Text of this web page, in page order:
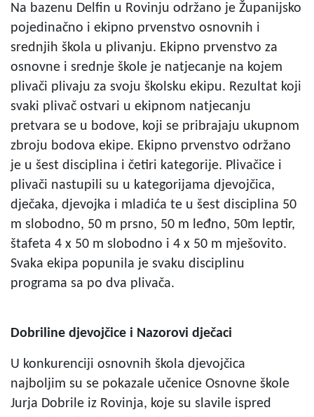
Na bazenu Delfin u Rovinju održano je Županijsko
pojedinačno i ekipno prvenstvo osnovnih i
srednjih škola u plivanju. Ekipno prvenstvo za
osnovne i srednje škole je natjecanje na kojem
plivači plivaju za svoju školsku ekipu. Rezultat koji
svaki plivač ostvari u ekipnom natjecanju
pretvara se u bodove, koji se pribrajaju ukupnom
zbroju bodova ekipe. Ekipno prvenstvo održano
je u šest disciplina i četiri kategorije. Plivačice i
plivači nastupili su u kategorijama djevojčica,
dječaka, djevojka i mladića te u šest disciplina 50
m slobodno, 50 m prsno, 50 m leđno, 50m leptir,
štafeta 4 x 50 m slobodno i 4 x 50 m mješovito.
Svaka ekipa popunila je svaku disciplinu
programa sa po dva plivača.
Dobriline djevojčice i Nazorovi dječaci
U konkurenciji osnovnih škola djevojčica
najboljim su se pokazale učenice Osnovne škole
Jurja Dobrile iz Rovinja, koje su slavile ispred